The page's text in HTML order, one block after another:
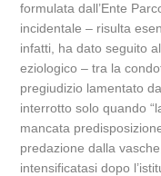
formulata dall’Ente
incidentale – risulta
infatti, ha dato seguito
eziologico – tra la
pregiudizio lamentato
interrotto solo quando
mancata
predazione dalla
intensificatasi dopo